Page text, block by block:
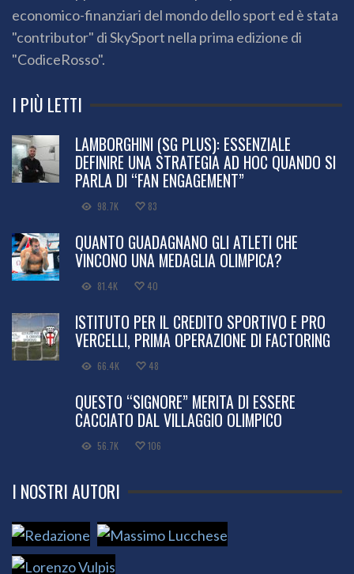
economico-finanziari del mondo dello sport ed è stata
"contributor" di SkySport nella prima edizione di
"CodiceRosso".
I PIÙ LETTI
LAMBORGHINI (SG PLUS): ESSENZIALE
DEFINIRE UNA STRATEGIA AD HOC QUANDO SI
PARLA DI “FAN ENGAGEMENT”
98.7K 83
QUANTO GUADAGNANO GLI ATLETI CHE
VINCONO UNA MEDAGLIA OLIMPICA?
81.4K 40
ISTITUTO PER IL CREDITO SPORTIVO E PRO
VERCELLI, PRIMA OPERAZIONE DI FACTORING
66.4K 48
QUESTO “SIGNORE” MERITA DI ESSERE
CACCIATO DAL VILLAGGIO OLIMPICO
56.7K 106
I NOSTRI AUTORI